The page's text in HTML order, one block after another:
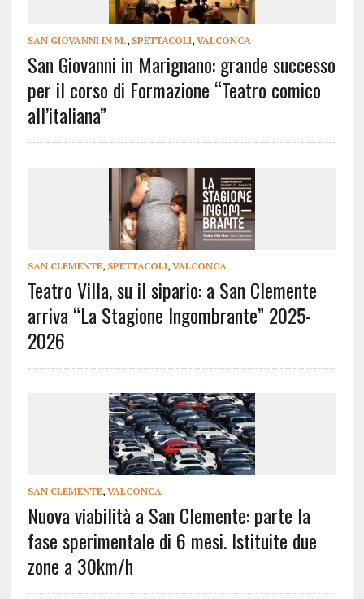
SAN GIOVANNI IN M., SPETTACOLI, VALCONCA
San Giovanni in Marignano: grande successo
per il corso di Formazione “Teatro comico
all’italiana”
SAN CLEMENTE, SPETTACOLI, VALCONCA
Teatro Villa, su il sipario: a San Clemente
arriva “La Stagione Ingombrante” 2025-
2026
SAN CLEMENTE, VALCONCA
Nuova viabilità a San Clemente: parte la
fase sperimentale di 6 mesi. Istituite due
zone a 30km/h